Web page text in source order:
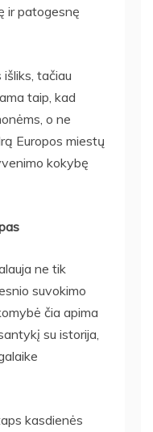
ir patogesnę
tačiau
taip, kad
o ne
Europos miestų
kokybę
ne tik
suvokimo
čia apima
su istorija,
kasdienės